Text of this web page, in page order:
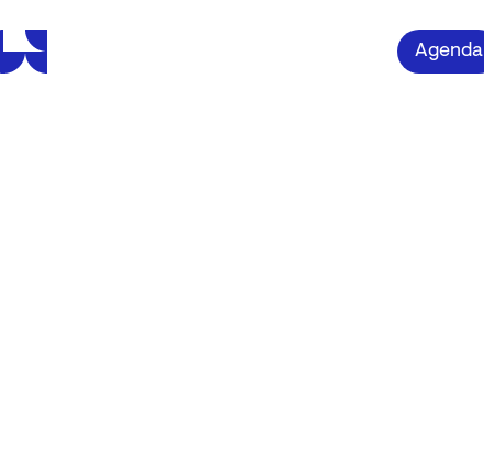
de la Gravure et de l'Image impriméeAgenda